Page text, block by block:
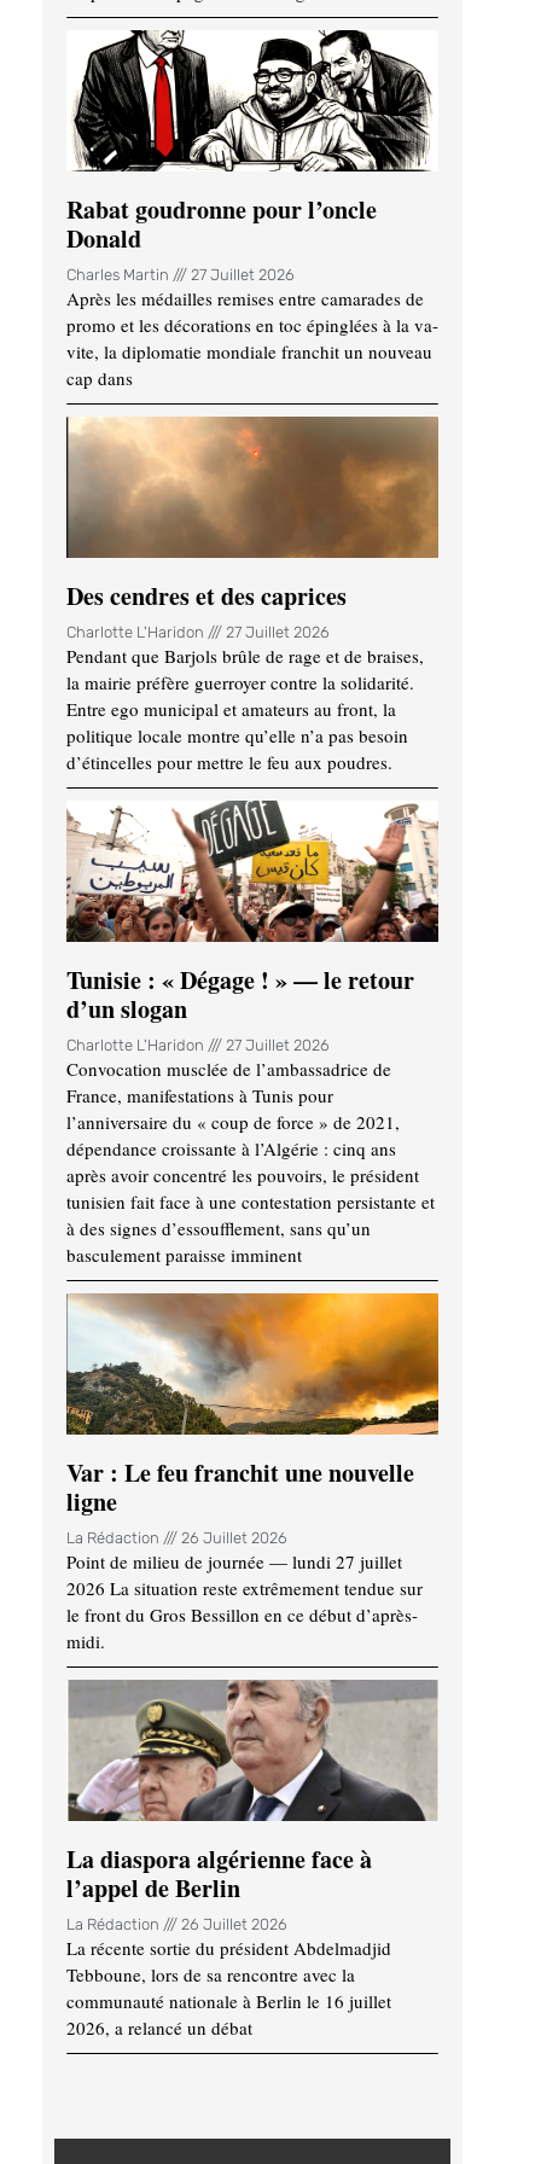
Rabat goudronne pour l’oncle
Donald
Charles Martin 27 Juillet 2026
Après les médailles remises entre camarades de
promo et les décorations en toc épinglées à la va-
vite, la diplomatie mondiale franchit un nouveau
cap dans
Des cendres et des caprices
Charlotte L'Haridon 27 Juillet 2026
Pendant que Barjols brûle de rage et de braises,
la mairie préfère guerroyer contre la solidarité.
Entre ego municipal et amateurs au front, la
politique locale montre qu’elle n’a pas besoin
d’étincelles pour mettre le feu aux poudres.
Tunisie : « Dégage ! » — le retour
d’un slogan
Charlotte L'Haridon 27 Juillet 2026
Convocation musclée de l’ambassadrice de
France, manifestations à Tunis pour
l’anniversaire du « coup de force » de 2021,
dépendance croissante à l’Algérie : cinq ans
après avoir concentré les pouvoirs, le président
tunisien fait face à une contestation persistante et
à des signes d’essoufflement, sans qu’un
basculement paraisse imminent
Var : Le feu franchit une nouvelle
ligne
La Rédaction 26 Juillet 2026
Point de milieu de journée — lundi 27 juillet
2026 La situation reste extrêmement tendue sur
le front du Gros Bessillon en ce début d’après-
midi.
La diaspora algérienne face à
l’appel de Berlin
La Rédaction 26 Juillet 2026
La récente sortie du président Abdelmadjid
Tebboune, lors de sa rencontre avec la
communauté nationale à Berlin le 16 juillet
2026, a relancé un débat